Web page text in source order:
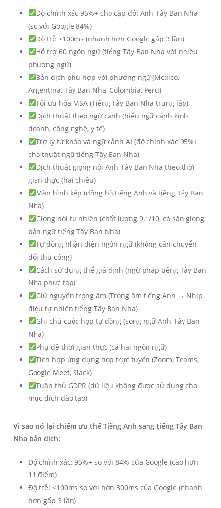
Độ chính xác 95%+ cho cặp đôi Anh-Tây Ban Nha
(so với Google 84%)
Độ trễ <100ms (nhanh hơn Google gấp 3 lần)
Hỗ trợ 60 ngôn ngữ (tiếng Tây Ban Nha với nhiều
phương ngữ)
Bản dịch phù hợp với phương ngữ (Mexico,
Argentina, Tây Ban Nha, Colombia, Peru)
Tối ưu hóa MSA (Tiếng Tây Ban Nha trung lập)
Dịch thuật theo ngữ cảnh (hiểu ngữ cảnh kinh
doanh, công nghệ, y tế)
Trợ lý từ khóa và ngữ cảnh AI (độ chính xác 95%+
cho thuật ngữ tiếng Tây Ban Nha)
Dịch thuật giọng nói Anh-Tây Ban Nha theo thời
gian thực (hai chiều)
Màn hình kép (đồng bộ tiếng Anh và tiếng Tây Ban
Nha)
Giọng nói tự nhiên (chất lượng 9.1/10, có sẵn giọng
bản ngữ tiếng Tây Ban Nha)
Tự động nhận diện ngôn ngữ (không cần chuyển
đổi thủ công)
Cách sử dụng thể giả định (ngữ pháp tiếng Tây Ban
Nha phức tạp)
Giữ nguyên trọng âm (Trọng âm tiếng Anh → Nhịp
điệu tự nhiên tiếng Tây Ban Nha)
Ghi chú cuộc họp tự động (song ngữ Anh-Tây Ban
Nha)
Phụ đề thời gian thực (cả hai ngôn ngữ)
Tích hợp ứng dụng họp trực tuyến (Zoom, Teams,
Google Meet, Slack)
Tuân thủ GDPR (dữ liệu không được sử dụng cho
mục đích đào tạo)
Vì sao nó lại chiếm ưu thế Tiếng Anh sang tiếng Tây Ban
Nha bản dịch:
Độ chính xác: 95%+ so với 84% của Google (cao hơn
11 điểm)
Độ trễ: <100ms so với hơn 300ms của Google (nhanh
hơn gấp 3 lần)